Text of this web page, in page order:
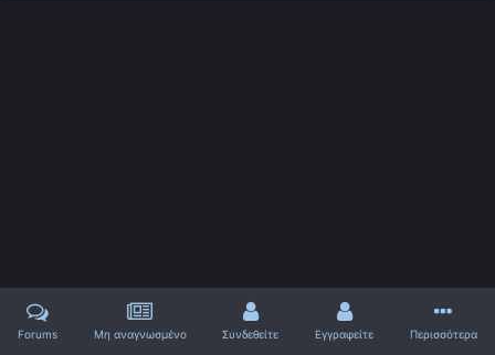
Forums Μη αναγνωσμένο Συνδεθείτε Εγγραφείτε Περισσότερα